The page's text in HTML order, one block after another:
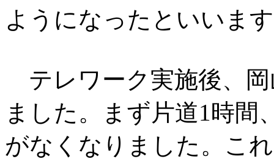
ようになったといいま
テレワーク実施後、
ました。まず片道1時間
がなくなりました。こ